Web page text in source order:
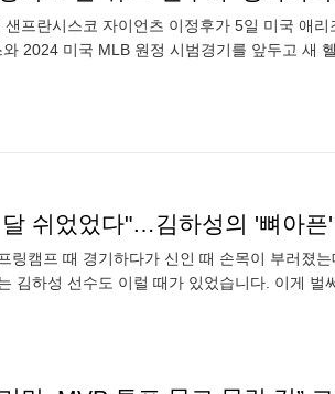
프란시스코 자이언츠 이정후가 5일 미국 애
2024 미국 MLB 원정 시범경기를 앞두고 새
쉬었었다"…김하성의 '뼈아픈'
링캠프 때 경기하다가 신인 때 손목이 부러졌
김하성 선수도 이럴 때가 있었습니다. 이게 벌